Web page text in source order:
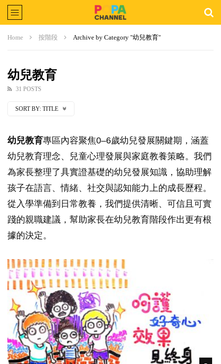
Home 按階段 Archive by Category "幼兒教育"
幼兒教育
31 POSTS
SORT BY: TITLE
幼兒教育專區內容聚焦0–6歲幼兒發展關鍵期，涵蓋
幼兒教育理念、兒童心理發展與家庭教養策略。我們
為家長整理了具實證基礎的幼兒發展知識，協助理解
孩子在語言、情緒、社交與認知能力上的成長歷程。
從入學準備到日常教養，我們提供清晰、可信且可實
踐的親職建議，幫助家長在幼兒教育階段作出更有根
據的決定。